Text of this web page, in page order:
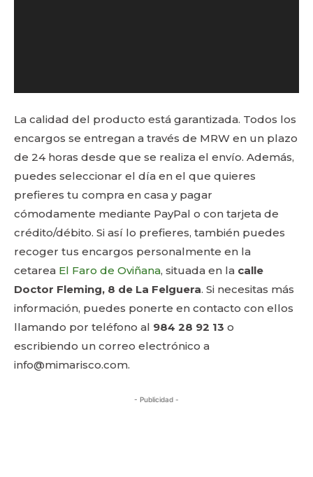
La calidad del producto está garantizada. Todos los
encargos se entregan a través de MRW en un plazo
de 24 horas desde que se realiza el envío. Además,
puedes seleccionar el día en el que quieres
prefieres tu compra en casa y pagar
cómodamente mediante PayPal o con tarjeta de
crédito/débito. Si así lo prefieres, también puedes
recoger tus encargos personalmente en la
cetarea El Faro de Oviñana, situada en la calle
Doctor Fleming, 8 de La Felguera. Si necesitas más
información, puedes ponerte en contacto con ellos
llamando por teléfono al 984 28 92 13 o
escribiendo un correo electrónico a
info@mimarisco.com.
- Publicidad -